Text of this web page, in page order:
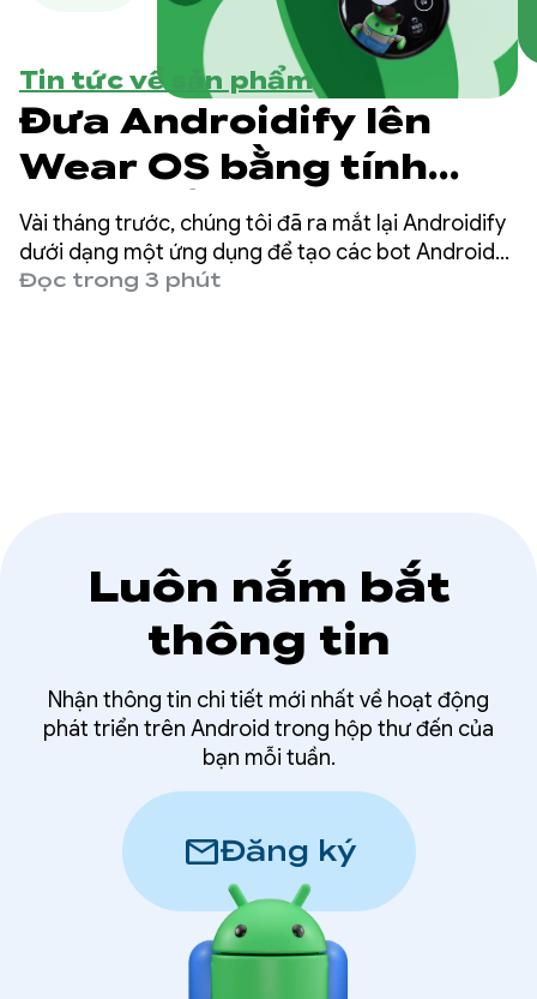
Tin tức về sản phẩm
Đưa Androidify lên
Wear OS bằng tính
năng Đẩy mặt đồng hồ
Vài tháng trước, chúng tôi đã ra mắt lại Androidify
dưới dạng một ứng dụng để tạo các bot Android
phù hợp với từng người dùng. Tính năng Android
Đọc trong 3 phút
Luôn nắm bắt
thông tin
Nhận thông tin chi tiết mới nhất về hoạt động
phát triển trên Android trong hộp thư đến của
bạn mỗi tuần.
mailĐăng ký